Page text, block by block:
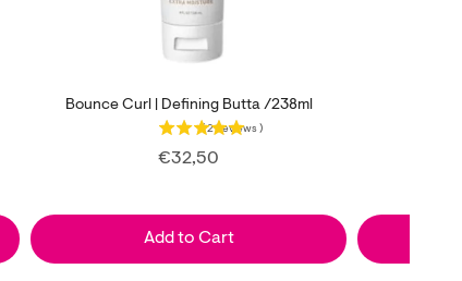
Bounce Curl | Defining Butta /238ml
2 Reviews )
Price
€32,50
Add to Cart